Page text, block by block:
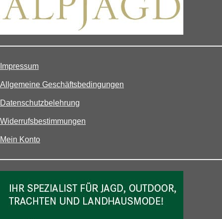
Impressum
Allgemeine Geschäftsbedingungen
Datenschutzbelehrung
Widerrufsbestimmungen
Mein Konto